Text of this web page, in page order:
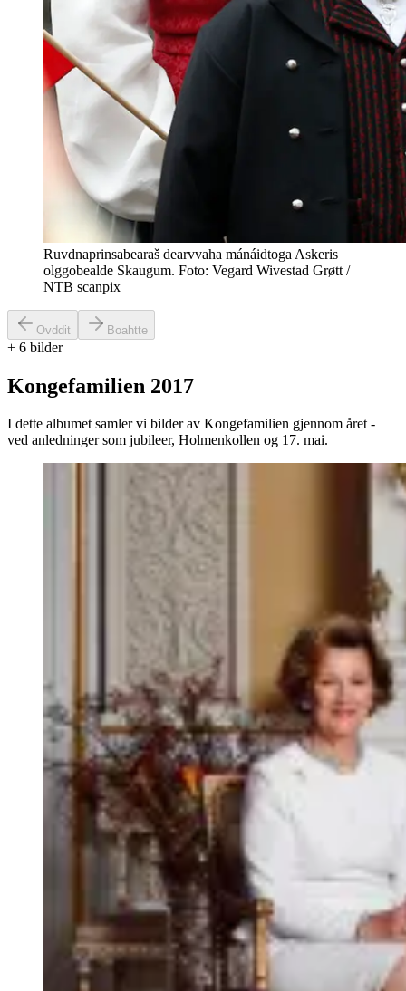
Ruvdnaprinsabearaš dearvvaha mánáidtoga Askeris
olggobealde Skaugum. Foto: Vegard Wivestad Grøtt /
NTB scanpix
Ovddit Boahtte
+ 6 bilder
Kongefamilien 2017
I dette albumet samler vi bilder av Kongefamilien gjennom året -
ved anledninger som jubileer, Holmenkollen og 17. mai.